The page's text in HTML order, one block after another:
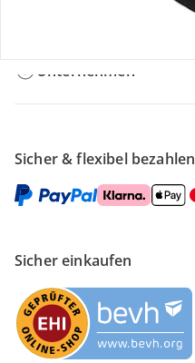
Unternehmen
Sicher & flexibel bezahlen
Sicher einkaufen